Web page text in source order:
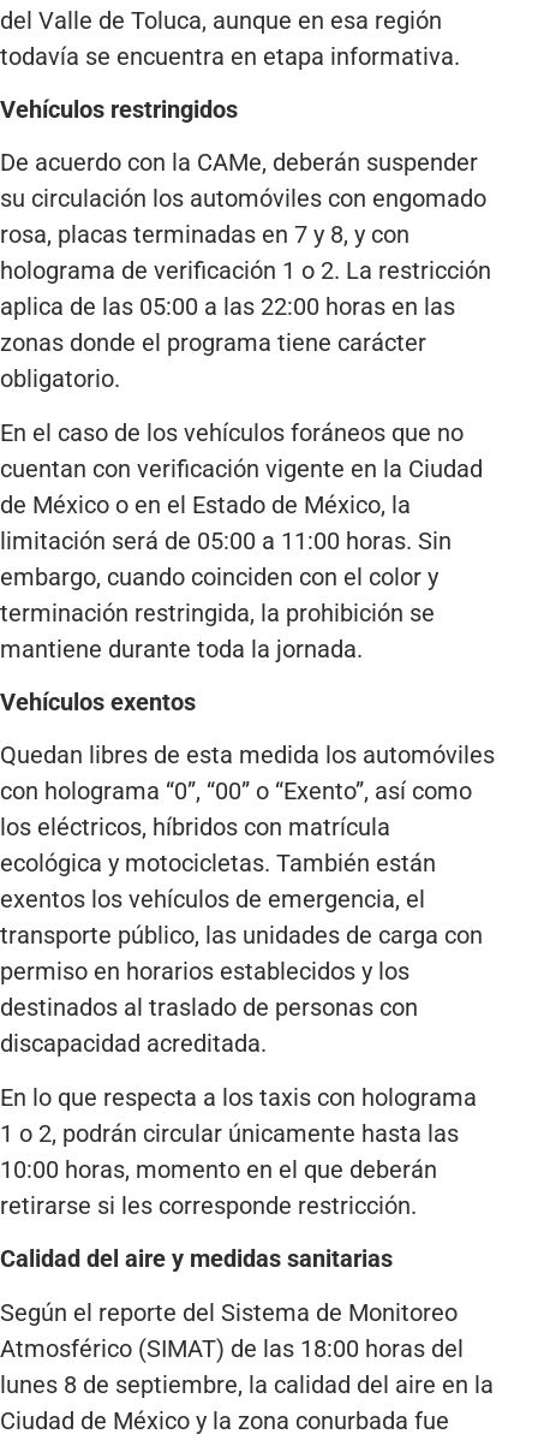
del Valle de Toluca, aunque en esa región
todavía se encuentra en etapa informativa.
Vehículos restringidos
De acuerdo con la CAMe, deberán suspender
su circulación los automóviles con engomado
rosa, placas terminadas en 7 y 8, y con
holograma de verificación 1 o 2. La restricción
aplica de las 05:00 a las 22:00 horas en las
zonas donde el programa tiene carácter
obligatorio.
En el caso de los vehículos foráneos que no
cuentan con verificación vigente en la Ciudad
de México o en el Estado de México, la
limitación será de 05:00 a 11:00 horas. Sin
embargo, cuando coinciden con el color y
terminación restringida, la prohibición se
mantiene durante toda la jornada.
Vehículos exentos
Quedan libres de esta medida los automóviles
con holograma “0”, “00” o “Exento”, así como
los eléctricos, híbridos con matrícula
ecológica y motocicletas. También están
exentos los vehículos de emergencia, el
transporte público, las unidades de carga con
permiso en horarios establecidos y los
destinados al traslado de personas con
discapacidad acreditada.
En lo que respecta a los taxis con holograma
1 o 2, podrán circular únicamente hasta las
10:00 horas, momento en el que deberán
retirarse si les corresponde restricción.
Calidad del aire y medidas sanitarias
Según el reporte del Sistema de Monitoreo
Atmosférico (SIMAT) de las 18:00 horas del
lunes 8 de septiembre, la calidad del aire en la
Ciudad de México y la zona conurbada fue